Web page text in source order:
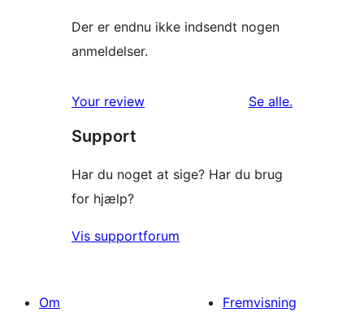
Der er endnu ikke indsendt nogen
anmeldelser.
Your review Se alleanmeldelser
.
Support
Har du noget at sige? Har du brug
for hjælp?
Vis supportforum
Om
Fremvisning